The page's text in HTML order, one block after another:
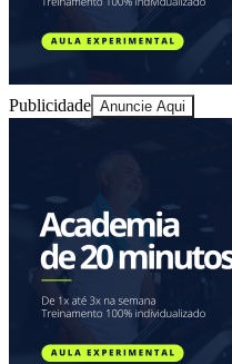
Athletico-PR
Publicidade Anuncie Aqui